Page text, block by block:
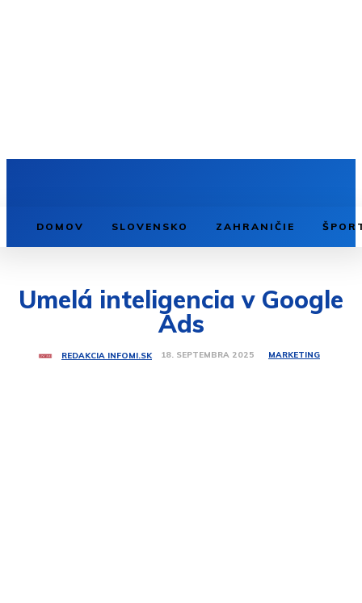
DOMOV SLOVENSKO ZAHRANIČIE
Umelá inteligencia v Google
Ads
REDAKCIA INFOMI.SK 18. SEPTEMBRA 2025 MARKETING